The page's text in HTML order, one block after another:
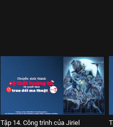
Tập 14. Công trình của Jiriel